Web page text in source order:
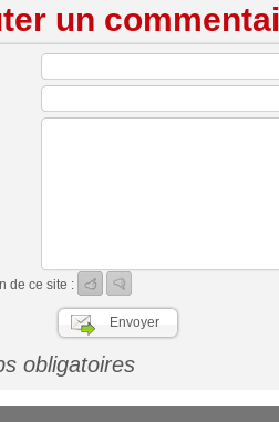
un
de ce site :
obligatoires